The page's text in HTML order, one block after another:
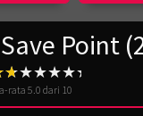
Point
rata5.0 dari 10